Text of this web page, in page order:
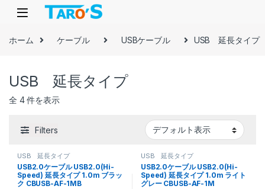
Skip to navigation
Skip to content
ホーム ケーブル USBケーブル USB 延長タイプ
USB 延長タイプ
全 4 件を表示
Filters
USB 延長タイプ
USB2.0ケーブル USB2.0(Hi-
Speed) 延長タイプ 1.0m ブラッ
ク CBUSB-AF-1MB
USB 延長タイプ
USB2.0ケーブル USB2.0(Hi-
Speed) 延長タイプ 1.0m ライト
グレー CBUSB-AF-1M